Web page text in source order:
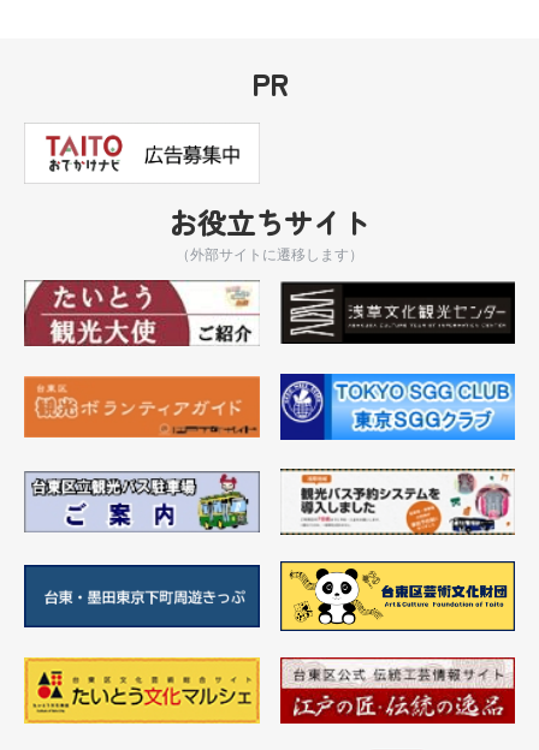
PR
お役立ちサイト
（外部サイトに遷移します）